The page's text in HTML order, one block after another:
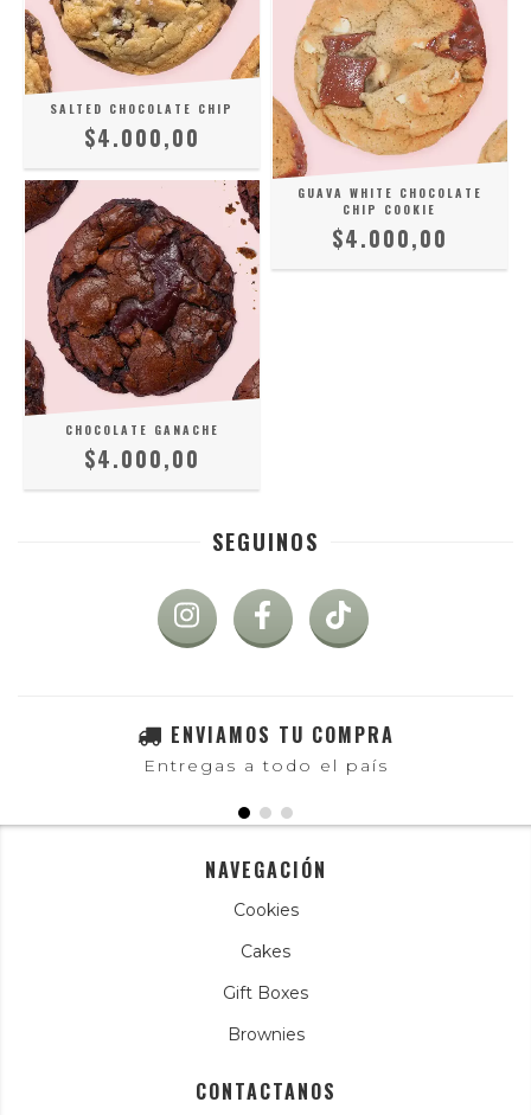
SALTED CHOCOLATE CHIP
$4.000,00
CHOCOLATE GANACHE
$4.000,00
GUAVA WHITE CHOCOLATE
CHIP COOKIE
$4.000,00
SEGUINOS
ENVIAMOS TU COMPRA
Entregas a todo el país
NAVEGACIÓN
Cookies
Cakes
Gift Boxes
Brownies
CONTACTANOS